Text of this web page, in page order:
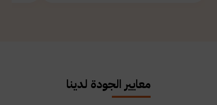
معايير الجودة لدينا